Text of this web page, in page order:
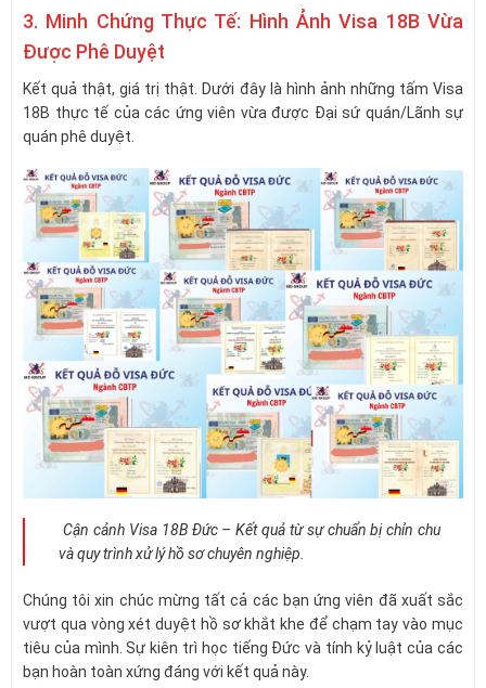
3. Minh Chứng Thực Tế: Hình Ảnh Visa 18B Vừa
Được Phê Duyệt
Kết quả thật, giá trị thật. Dưới đây là hình ảnh những tấm Visa
18B thực tế của các ứng viên vừa được Đại sứ quán/Lãnh sự
quán phê duyệt.
Cận cảnh Visa 18B Đức – Kết quả từ sự chuẩn bị chỉn chu
và quy trình xử lý hồ sơ chuyên nghiệp.
Chúng tôi xin chúc mừng tất cả các bạn ứng viên đã xuất sắc
vượt qua vòng xét duyệt hồ sơ khắt khe để chạm tay vào mục
tiêu của mình. Sự kiên trì học tiếng Đức và tính kỷ luật của các
bạn hoàn toàn xứng đáng với kết quả này.